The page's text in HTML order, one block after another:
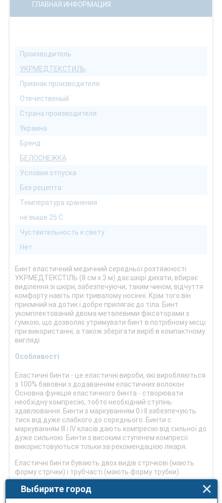
ГЛАВНАЯ ИНФОРМАЦИЯ
Производитель
УКРМЕДТЕКСТИЛЬ
Признак производителя
Отечественый
Страна производителя
Украина
Бренд
БЕЛОСНЕЖКА
Условия отпуска
Без рецепта
Температура хранения
не выше 25 С
Чуствительность к свету
Нет
Бинт еластичний медичний середньої розтяжності
УКРМЕДТЕКСТІЛЬ (8 см х 3 м) дає шкірі дихати, вбирає
виділення зі шкіри, забезпечуючи, таким чином, відчуття
комфорту навіть при тривалому носінні. Крім того він
приємний на дотик і добре прилягає до тіла. Бинт
укомплектований двома металевими фіксаторами з
гумкою, що дозволяє утримувати бинт в потрібному місці
при використанні, а також зберігати виріб в компактному
вигляді.
Особливості
Еластичні бинти - це еластичні вироби, які виробляються
з 100% бавовни з додаванням еластичних волокон.
Основна функція еластичного бинта - створювати
необхідну компресію, тобто необхідний ступінь
здавлювання. Бинти з маркуванням 0 і II забезпечують
тиск від дуже слабкого до середнього. Бинти c
маркуванням III і IV класів дають компресію від сильної до
дуже сильною. Бинти з високим ступенем компресії
використовуються тільки за рекомендацією лікаря.
Еластичні бинти бувають двох видів стрічкові (мають
форму стрічки) і трубчасті (мають форму трубки).
Еластичні бинти УКРМЕДТЕКСТІЛЬ можна
використовувати в до- і післяопераційний періоди (як
Выбирите город